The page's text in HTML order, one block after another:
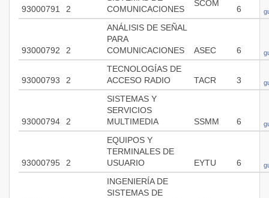
93000791 2
COMUNICACIONES
SCOM
6
93000792 2
ANÁLISIS DE SEÑAL
PARA
COMUNICACIONES
ASEC 6
93000793 2
TECNOLOGÍAS DE
ACCESO RADIO
TACR 3
93000794 2
SISTEMAS Y
SERVICIOS
MULTIMEDIA
SSMM 6
93000795 2
EQUIPOS Y
TERMINALES DE
USUARIO
EYTU 6
INGENIERÍA DE
SISTEMAS DE